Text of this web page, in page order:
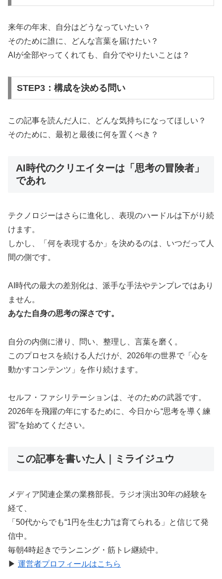
来年の年末、自分はどうなっていたい？
そのために誰に、どんな言葉を届けたい？
AIが全部やってくれても、自分でやりたいことは？
STEP3：構成を決める問い
この記事を読んだ人に、どんな気持ちになってほしい？
そのために、最初と最後に何を置くべき？
AI時代のクリエイターは「思考の冒険者」
であれ
テクノロジーはさらに進化し、表現のハードルは下がり続
けます。
しかし、「何を表現するか」を決めるのは、いつだって人
間の側です。
AI時代の最大の差別化は、派手な手法やテンプレではあり
ません。
あなた自身の思考の深さです。
自分の内側に潜り、問い、整理し、言葉を磨く。
このプロセスを続ける人だけが、2026年の世界で「心を
動かすコンテンツ」を作り続けます。
セルフ・ファシリテーションは、そのための武器です。
2026年を飛躍の年にするために、今日から“思考を導く練
習”を始めてください。
この記事を書いた人｜ミライジュウ
メディア関連企業の業務部長。ラジオ演出30年の経験を
経て、
「50代からでも“1円を生む力”は育てられる」と信じて発
信中。
毎朝4時起きでランニング・筋トレ継続中。
▶︎ 運営者プロフィールはこちら